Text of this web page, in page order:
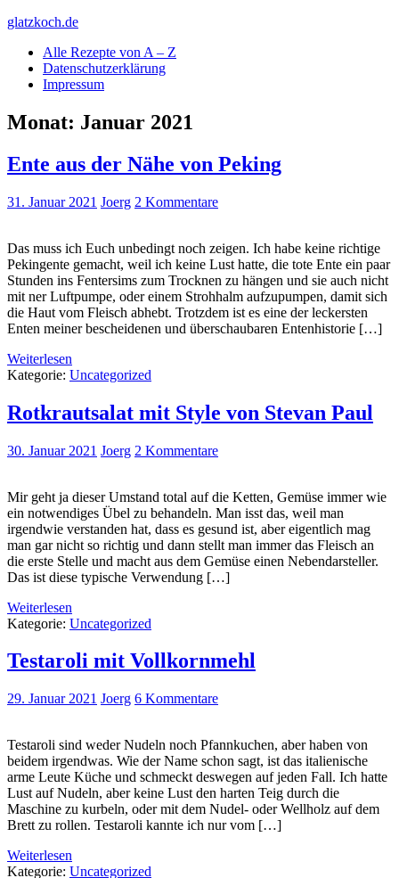
Skip
content
glatzkoch.de
Kochen für Doofe und Genießer
Alle Rezepte von A – Z
Datenschutzerklärung
Impressum
Monat: Januar 2021
Ente aus der Nähe von Peking
31. Januar 2021 Joerg 2 Kommentare
Das muss ich Euch unbedingt noch zeigen. Ich habe keine richtige
Pekingente gemacht, weil ich keine Lust hatte, die tote Ente ein paar
Stunden ins Fentersims zum Trocknen zu hängen und sie auch nicht
mit ner Luftpumpe, oder einem Strohhalm aufzupumpen, damit sich
die Haut vom Fleisch abhebt. Trotzdem ist es eine der leckersten
Enten meiner bescheidenen und überschaubaren Entenhistorie […]
Weiterlesen
Kategorie: Uncategorized
Rotkrautsalat mit Style von Stevan Paul
30. Januar 2021 Joerg 2 Kommentare
Mir geht ja dieser Umstand total auf die Ketten, Gemüse immer wie
ein notwendiges Übel zu behandeln. Man isst das, weil man
irgendwie verstanden hat, dass es gesund ist, aber eigentlich mag
man gar nicht so richtig und dann stellt man immer das Fleisch an
die erste Stelle und macht aus dem Gemüse einen Nebendarsteller.
Das ist diese typische Verwendung […]
Weiterlesen
Kategorie: Uncategorized
Testaroli mit Vollkornmehl
29. Januar 2021 Joerg 6 Kommentare
Testaroli sind weder Nudeln noch Pfannkuchen, aber haben von
beidem irgendwas. Wie der Name schon sagt, ist das italienische
arme Leute Küche und schmeckt deswegen auf jeden Fall. Ich hatte
Lust auf Nudeln, aber keine Lust den harten Teig durch die
Maschine zu kurbeln, oder mit dem Nudel- oder Wellholz auf dem
Brett zu rollen. Testaroli kannte ich nur vom […]
Weiterlesen
Kategorie: Uncategorized